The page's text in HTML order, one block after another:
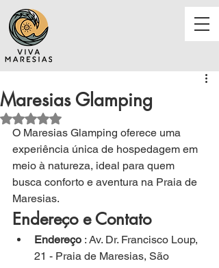
Maresias Glamping
Avaliado com NaN de 5 estrelas.
O Maresias Glamping oferece uma
experiência única de hospedagem em
meio à natureza, ideal para quem
busca conforto e aventura na Praia de
Maresias.
Endereço e Contato
Endereço : Av. Dr. Francisco Loup,
21 - Praia de Maresias, São